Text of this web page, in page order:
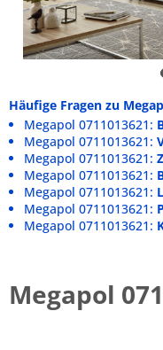
Häufige Fragen zu
Megapol 0711013621:
Megapol 0711013621:
Megapol 0711013621:
Megapol 0711013621:
Megapol 0711013621:
Megapol 0711013621:
Megapol 0711013621:
Megapol